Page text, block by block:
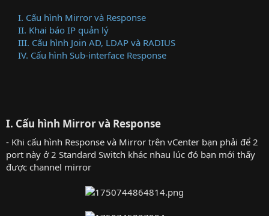
I. Cấu hình Mirror và Response
II. Khai báo IP quản lý
III. Cấu hình Join AD, LDAP và RADIUS
IV. Cấu hình Sub-interface Response
I. Cấu hình Mirror và Response​
- Khi cấu hình Response và Mirror trên vCenter bạn phải để 2
port này ở 2 Standard Switch khác nhau lúc đó bạn mới thấy
được channel mirror